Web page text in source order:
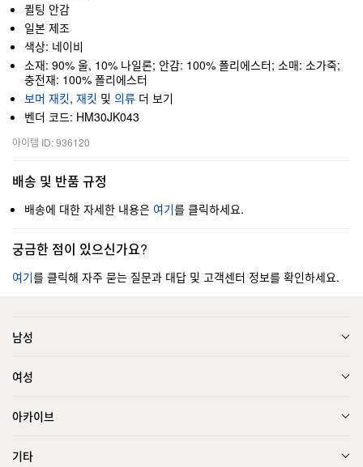
퀼팅 안감
일본 제조
색상: 네이비
소재: 90% 울, 10% 나일론; 안감: 100% 폴리에스터; 소매: 소가죽;
충전재: 100% 폴리에스터
보머 재킷, 재킷 및 의류 더 보기
벤더 코드: HM30JK043
아이템 ID: 936120
배송 및 반품 규정
배송에 대한 자세한 내용은 여기를 클릭하세요.
궁금한 점이 있으신가요?
여기를 클릭해 자주 묻는 질문과 대답 및 고객센터 정보를 확인하세요.
남성
여성
아카이브
기타